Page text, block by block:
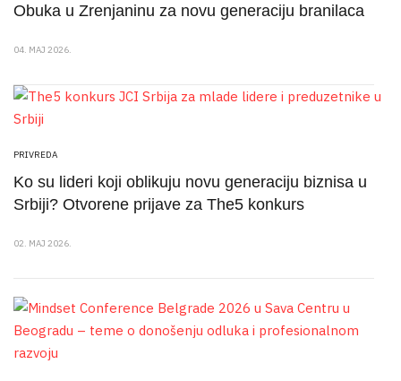
Obuka u Zrenjaninu za novu generaciju branilaca
04. MAJ 2026.
PRIVREDA
Ko su lideri koji oblikuju novu generaciju biznisa u
Srbiji? Otvorene prijave za The5 konkurs
02. MAJ 2026.